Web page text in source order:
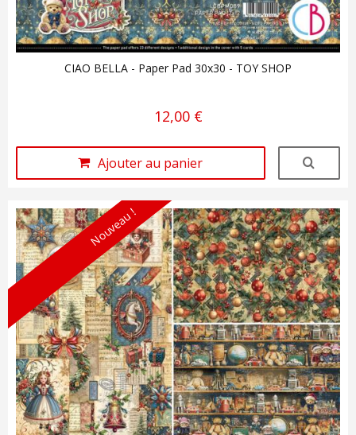
CIAO BELLA - Paper Pad 30x30 - TOY SHOP
12,00 €
Ajouter au panier
Nouveau !